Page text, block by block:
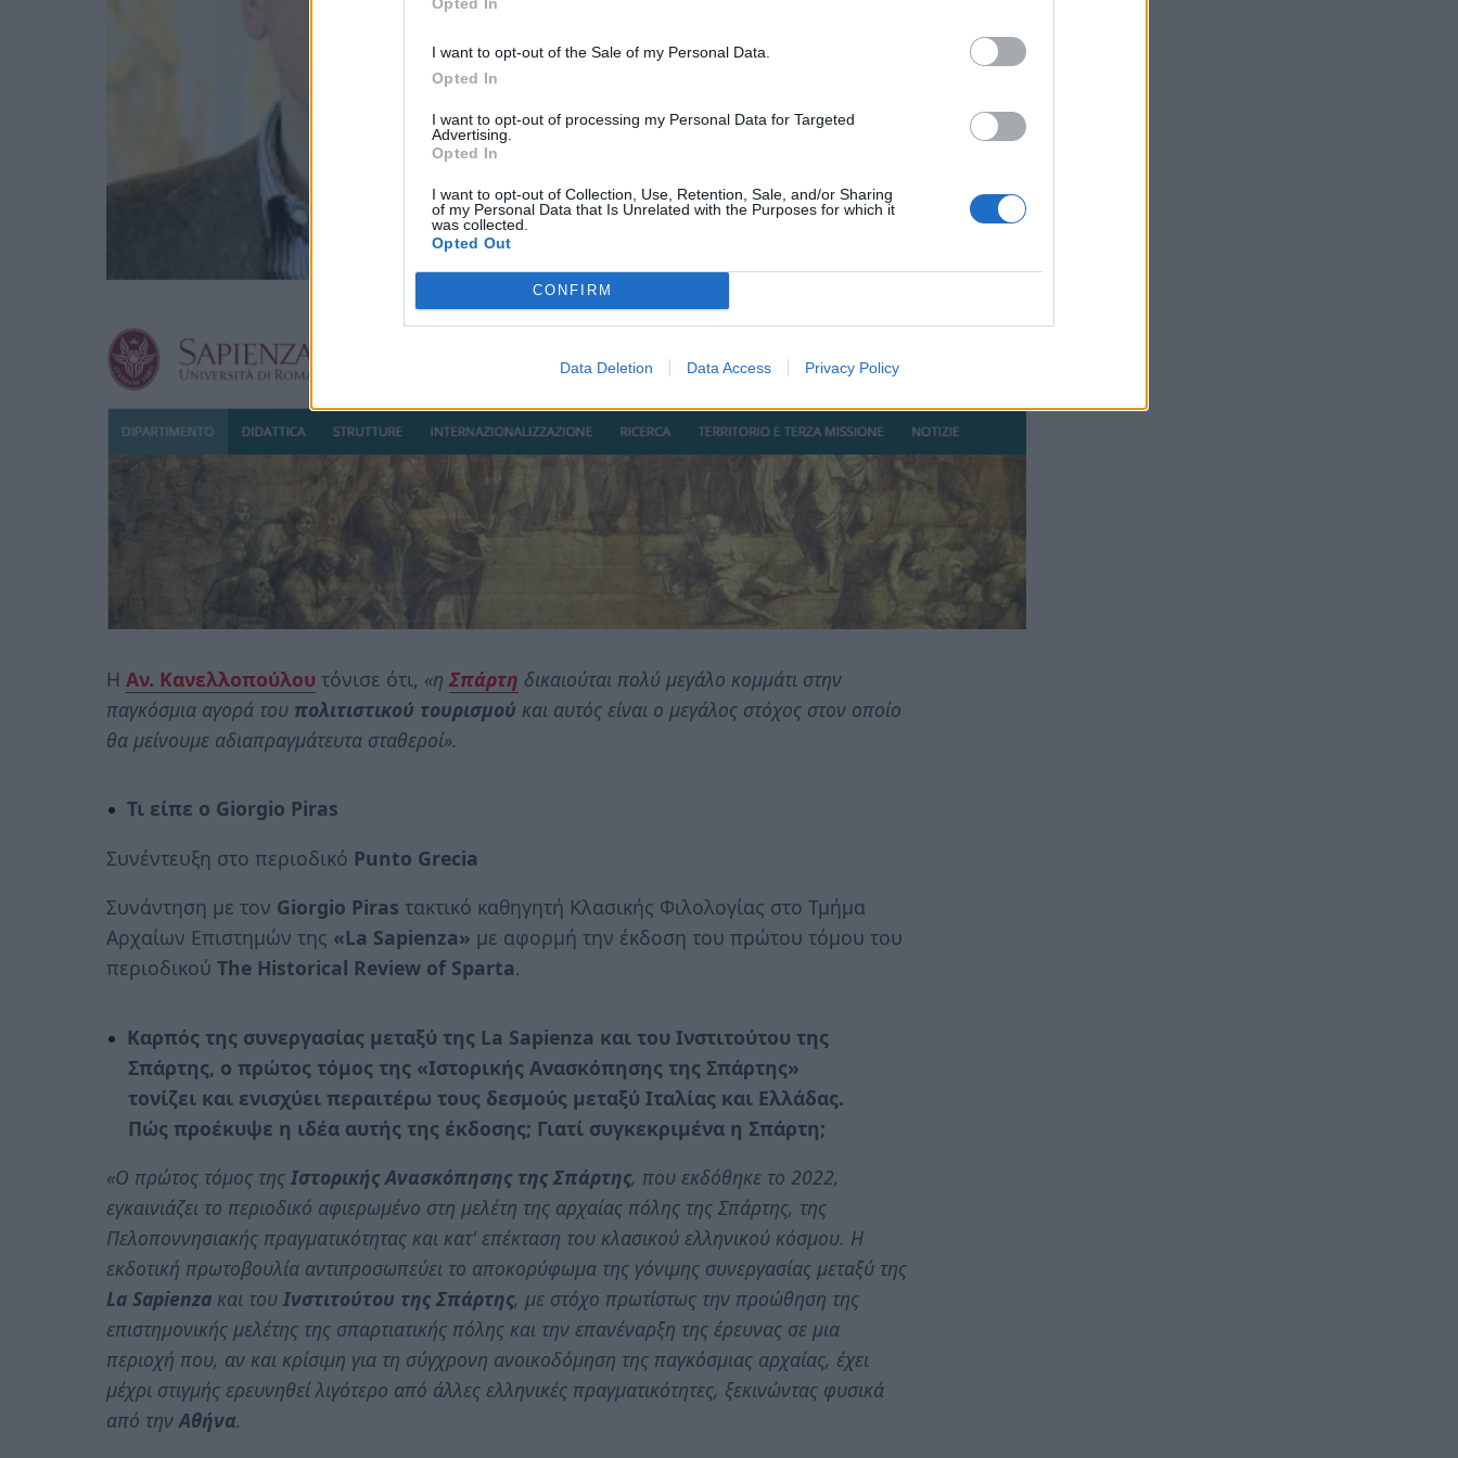
I want to opt-out of the Sale of my Personal Data.
Opted In
I want to opt-out of processing my Personal Data for Targeted
Advertising.
Opted In
I want to opt-out of Collection, Use, Retention, Sale, and/or Sharing
of my Personal Data that Is Unrelated with the Purposes for which it
was collected.
Opted Out
CONFIRM
Data Deletion Data Access Privacy Policy
Η Αν. Κανελλοπούλου τόνισε ότι, «η Σπάρτη δικαιούται πολύ μεγάλο κομμάτι στην
παγκόσμια αγορά του πολιτιστικού τουρισμού και αυτός είναι ο μεγάλος στόχος στον οποίο
θα μείνουμε αδιαπραγμάτευτα σταθεροί».
Τι είπε ο Giorgio Piras
Συνέντευξη στο περιοδικό Punto Grecia
Συνάντηση με τον Giorgio Piras τακτικό καθηγητή Κλασικής Φιλολογίας στο Τμήμα
Αρχαίων Επιστημών της «La Sapienza» με αφορμή την έκδοση του πρώτου τόμου του
περιοδικού The Historical Review of Sparta.
Καρπός της συνεργασίας μεταξύ της La Sapienza και του Ινστιτούτου της
Σπάρτης, ο πρώτος τόμος της «Ιστορικής Ανασκόπησης της Σπάρτης»
τονίζει και ενισχύει περαιτέρω τους δεσμούς μεταξύ Ιταλίας και Ελλάδας.
Πώς προέκυψε η ιδέα αυτής της έκδοσης; Γιατί συγκεκριμένα η Σπάρτη;
«Ο πρώτος τόμος της Ιστορικής Ανασκόπησης της Σπάρτης, που εκδόθηκε το 2022,
εγκαινιάζει το περιοδικό αφιερωμένο στη μελέτη της αρχαίας πόλης της Σπάρτης, της
Πελοποννησιακής πραγματικότητας και κατ' επέκταση του κλασικού ελληνικού κόσμου. Η
εκδοτική πρωτοβουλία αντιπροσωπεύει το αποκορύφωμα της γόνιμης συνεργασίας μεταξύ της
La Sapienza και του Ινστιτούτου της Σπάρτης, με στόχο πρωτίστως την προώθηση της
επιστημονικής μελέτης της σπαρτιατικής πόλης και την επανέναρξη της έρευνας σε μια
περιοχή που, αν και κρίσιμη για τη σύγχρονη ανοικοδόμηση της παγκόσμιας αρχαίας, έχει
μέχρι στιγμής ερευνηθεί λιγότερο από άλλες ελληνικές πραγματικότητες, ξεκινώντας φυσικά
από τηνΑθήνα.